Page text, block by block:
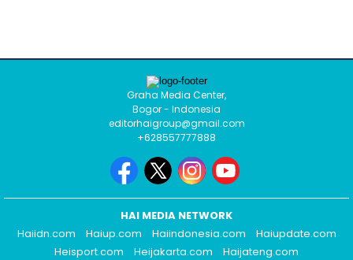
Graha Media Center,
Bogor - Indonesia
editorhaigroup@gmail.com
+628557777888
HAI MEDIA NETWORK
Haiidn.com
Haiup.com Haiindonesia.com
Haiupdate.com
Heisport.com
Heijakarta.com
Haijateng.com